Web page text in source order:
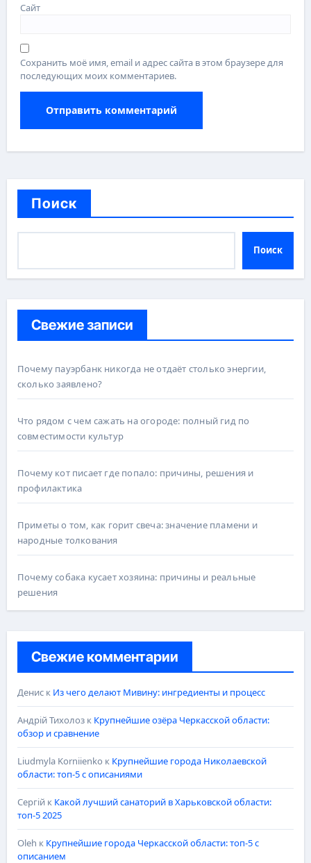
Сайт
Сохранить моё имя, email и адрес сайта в этом браузере для
последующих моих комментариев.
Поиск
Поиск
Свежие записи
Почему пауэрбанк никогда не отдаёт столько энергии,
сколько заявлено?
Что рядом с чем сажать на огороде: полный гид по
совместимости культур
Почему кот писает где попало: причины, решения и
профилактика
Приметы о том, как горит свеча: значение пламени и
народные толкования
Почему собака кусает хозяина: причины и реальные
решения
Свежие комментарии
Дениск Из чего делают Мивину: ингредиенты и процесс
Андрій Тихолозк Крупнейшие озёра Черкасской области:
обзор и сравнение
Liudmyla Korniienko к Крупнейшие города Николаевской
области: топ-5 с описаниями
Сергійк Какой лучший санаторий в Харьковской области:
топ-5 2025
Oleh к Крупнейшие города Черкасской области: топ-5 с
описанием